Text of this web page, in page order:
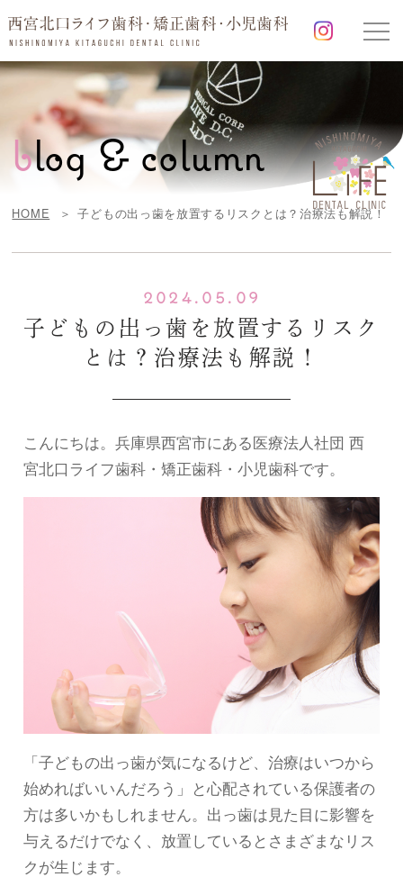
blog & column
HOME 子どもの出っ歯を放置するリスクとは？治療法も解説！
2024.05.09
子どもの出っ歯を放置するリスク
とは？治療法も解説！
こんにちは。兵庫県西宮市にある医療法人社団 西
宮北口ライフ歯科・矯正歯科・小児歯科です。
「子どもの出っ歯が気になるけど、治療はいつから
始めればいいんだろう」と心配されている保護者の
方は多いかもしれません。出っ歯は見た目に影響を
与えるだけでなく、放置しているとさまざまなリス
クが生じます。